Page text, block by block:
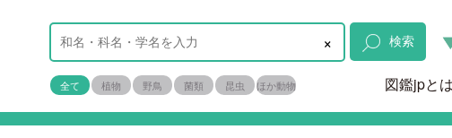
× 検索
全て 植物 野鳥 菌類 昆虫 ほか動物 図鑑jpと